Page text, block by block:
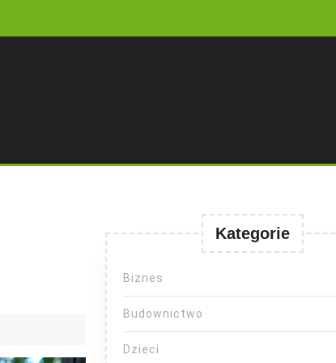
Kategorie
Biznes
Budownictwo
Dzieci